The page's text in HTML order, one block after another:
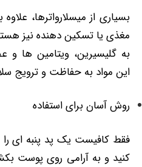
بسیاری از میسلارواترها،
مغذی یا تسکین ‌دهنده نیز
به گلیسیرین، ویتامین ‌ها و
این مواد به حفاظت و ترویج
روش آسان برای استفاده
فقط کافیست یک پد پنبه ‌ای را
کنید و به آرامی روی پوست